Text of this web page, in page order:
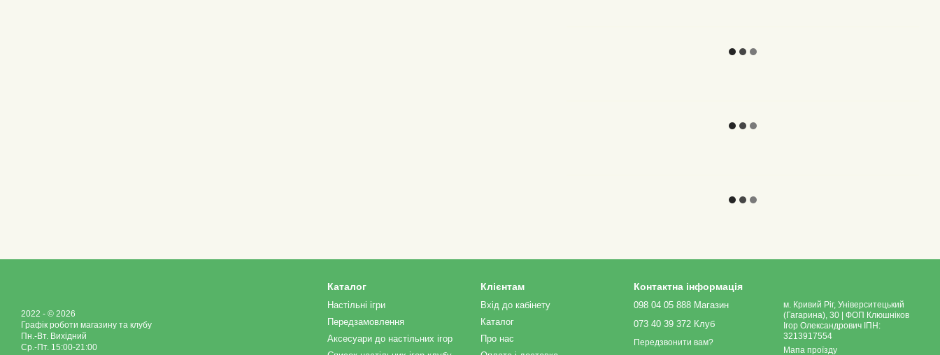
2022 - © 2026
Графік роботи магазину та клубу
Пн.-Вт. Вихідний
Ср.-Пт. 15:00-21:00
Каталог
Настільні ігри
Передзамовлення
Аксесуари до настільних ігор
Клієнтам
Вхід до кабінету
Каталог
Про нас
Контактна інформація
098 04 05 888 Магазин
073 40 39 372 Клуб
Передзвонити вам?
м. Кривий Ріг, Університецький
(Гагарина), 30 | ФОП Клюшніков
Ігор Олександрович ІПН:
3213917554
Мапа проїзду